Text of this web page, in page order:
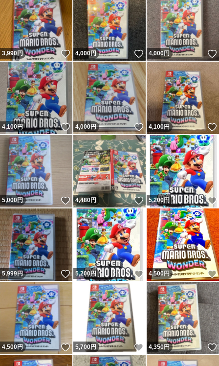
3,990円 いいね！
4,000円 いいね！
4,000円
4,100円 いいね！
4,000円 いいね！
4,100円
5,000円 いいね！
4,480円 いいね！
5,200 円
5,999円 いいね！
5,200 円 いいね！
4,500円
4,500円 いいね！
5,700円 いいね！
4,350円